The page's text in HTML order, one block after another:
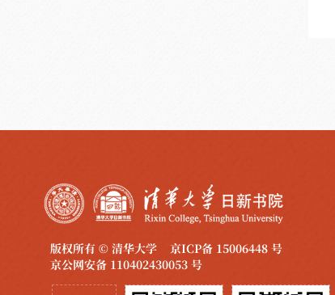
版权所有 © 清华大学
京ICP备 15006448 号
京公网安备 110402430053 号